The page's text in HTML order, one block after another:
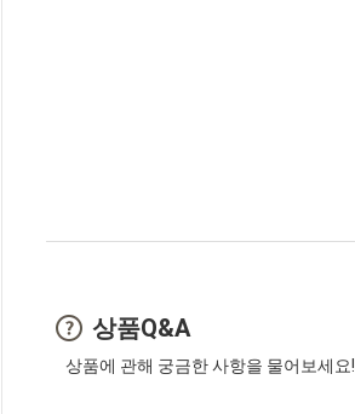
상품Q&A
상품에 관해 궁금한 사항을 물어보세요!